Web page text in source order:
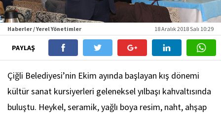
Haberler / Yerel Yönetimler 18 Aralık 2018 Salı 10:29
PAYLAŞ
Çiğli Belediyesi’nin Ekim ayında başlayan kış dönemi
kültür sanat kursiyerleri geleneksel yılbaşı kahvaltısında
buluştu. Heykel, seramik, yağlı boya resim, naht, ahşap